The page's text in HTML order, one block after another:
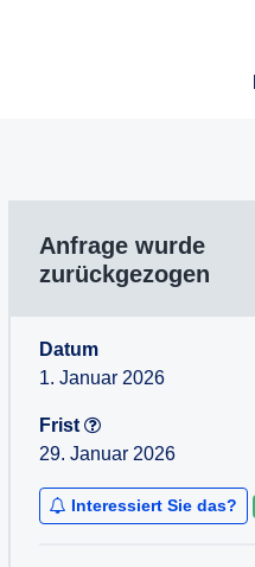
Anfrage wurde
zurückgezogen
Datum
1. Januar 2026
Frist
29. Januar 2026
Interessiert Sie das?